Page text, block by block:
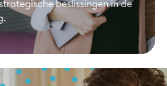
beslissingen in de